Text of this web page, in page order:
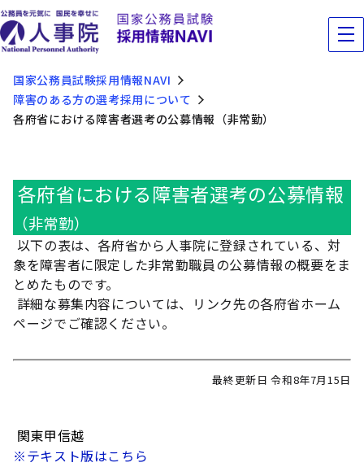
国家公務員試験採用情報NAVI
障害のある方の選考採用について
各府省における障害者選考の公募情報（非常勤）
各府省における障害者選考の公募情報
（非常勤）
以下の表は、各府省から人事院に登録されている、対
象を障害者に限定した非常勤職員の公募情報の概要をま
とめたものです。
詳細な募集内容については、リンク先の各府省ホーム
ページでご確認ください。
最終更新日 令和8年7月15日
関東甲信越
※テキスト版はこちら